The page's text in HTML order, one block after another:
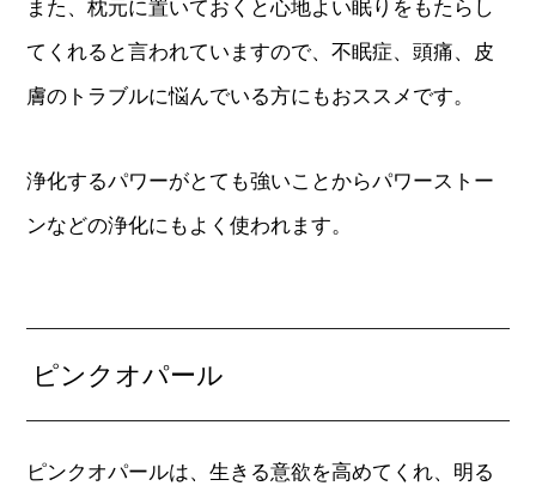
また、枕元に置いておくと心地よい眠りをもたらし
てくれると言われていますので、不眠症、頭痛、皮
膚のトラブルに悩んでいる方にもおススメです。
浄化するパワーがとても強いことからパワーストー
ンなどの浄化にもよく使われます。
ピンクオパール
ピンクオパールは、生きる意欲を高めてくれ、明る